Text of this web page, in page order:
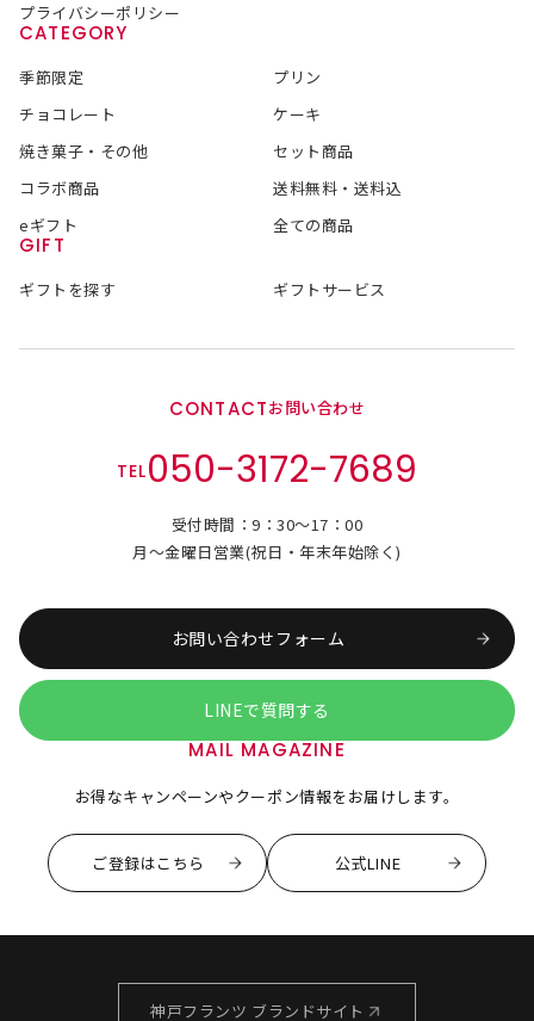
プライバシーポリシー
CATEGORY
季節限定
プリン
チョコレート
ケーキ
焼き菓子・その他
セット商品
コラボ商品
送料無料・送料込
eギフト
全ての商品
GIFT
ギフトを探す ギフトサービス
CONTACTお問い合わせ
TEL050-3172-7689
受付時間：9：30～17：00
月～金曜日営業(祝日・年末年始除く)
お問い合わせフォーム
LINEで質問する
MAIL MAGAZINE
お得なキャンペーンやクーポン情報をお届けします。
ご登録はこちら 公式LINE
神戸フランツ ブランドサイト